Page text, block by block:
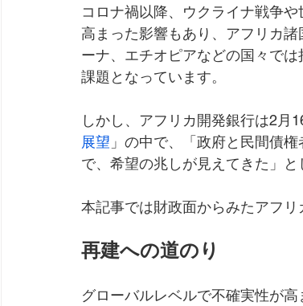
コロナ禍以降、ウクライナ戦争
高まった影響もあり、アフリカ
ーナ、エチオピアなどの国々で
課題となっています。
しかし、アフリカ開発銀行は2月
展望 」の中で、「政府と民間債
で、希望の兆しが見えてきた」と
本記事では財政面からみたアフリ
再建への道のり
グローバルレベルで不確実性が